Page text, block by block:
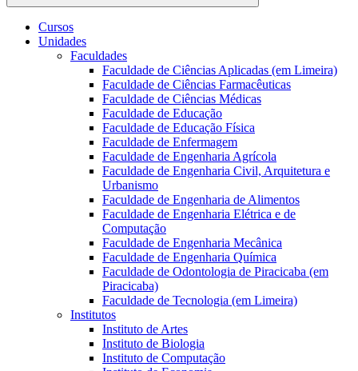
Buscar
Cursos
Unidades
Faculdades
Faculdade de Ciências Aplicadas (em Limeira)
Faculdade de Ciências Farmacêuticas
Faculdade de Ciências Médicas
Faculdade de Educação
Faculdade de Educação Física
Faculdade de Enfermagem
Faculdade de Engenharia Agrícola
Faculdade de Engenharia Civil, Arquitetura e
Urbanismo
Faculdade de Engenharia de Alimentos
Faculdade de Engenharia Elétrica e de
Computação
Faculdade de Engenharia Mecânica
Faculdade de Engenharia Química
Faculdade de Odontologia de Piracicaba (em
Piracicaba)
Faculdade de Tecnologia (em Limeira)
Institutos
Instituto de Artes
Instituto de Biologia
Instituto de Computação